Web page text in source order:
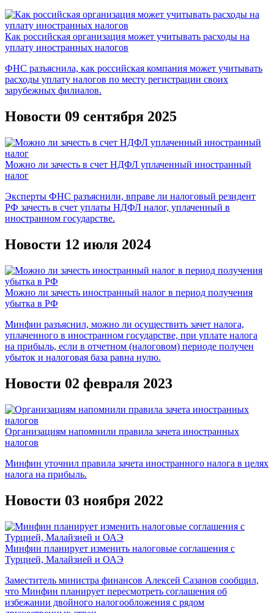
Как российская организация может учитывать расходы на
уплату иностранных налогов
ФНС разъяснила, как российская компания может учитывать
расходы уплату налогов по месту регистрации своих
зарубежных филиалов.
Новости 09 сентября 2025
Можно ли зачесть в счет НДФЛ уплаченный иностранный
налог
Эксперты ФНС разъяснили, вправе ли налоговый резидент
РФ зачесть в счет уплаты НДФЛ налог, уплаченный в
иностранном государстве.
Новости 12 июля 2024
Можно ли зачесть иностранный налог в период получения
убытка в РФ
Минфин разъяснил, можно ли осуществить зачет налога,
уплаченного в иностранном государстве, при уплате налога
на прибыль, если в отчетном (налоговом) периоде получен
убыток и налоговая база равна нулю.
Новости 02 февраля 2023
Организациям напомнили правила зачета иностранных
налогов
Минфин уточнил правила зачета иностранного налога в целях
налога на прибыль.
Новости 03 ноября 2022
Минфин планирует изменить налоговые соглашения с
Турцией, Малайзией и ОАЭ
Заместитель министра финансов Алексей Сазанов сообщил,
что Минфин планирует пересмотреть соглашения об
избежании двойного налогообложения с рядом